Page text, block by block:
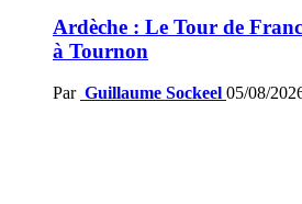
Ardèche : Le Tour de
à Tournon
Par Guillaume Sockeel 05/08/